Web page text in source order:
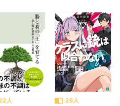
人
import_contacts 26人